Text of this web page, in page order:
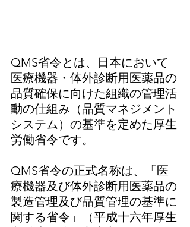
QMS省令とは、日本において
医療機器・体外診断用医薬品の
品質確保に向けた組織の管理活
動の仕組み（品質マネジメント
システム）の基準を定めた厚生
労働省令です。
QMS省令の正式名称は、「医
療機器及び体外診断用医薬品の
製造管理及び品質管理の基準に
関する省令」（平成十六年厚生